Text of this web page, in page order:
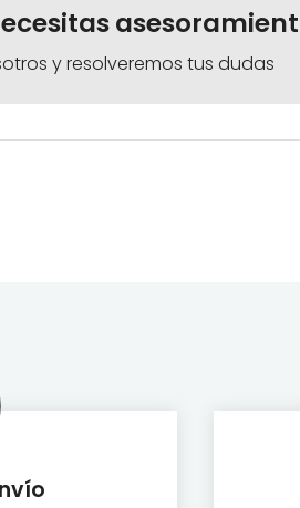
y resolveremos tus dudas